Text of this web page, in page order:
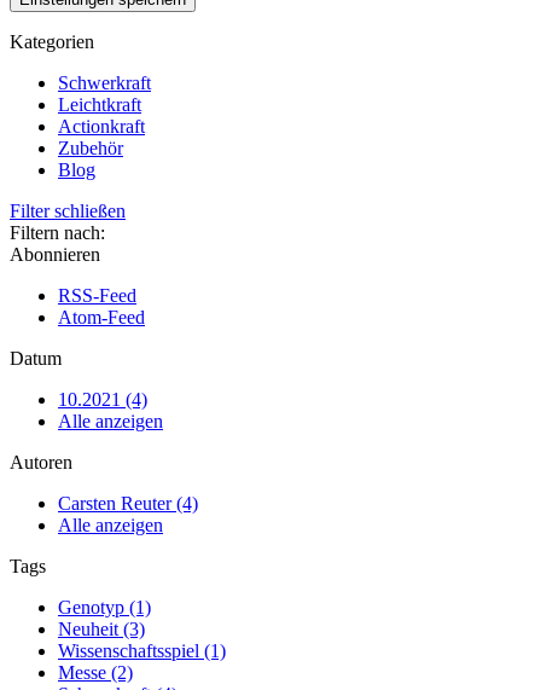
Kategorien
Schwerkraft
Leichtkraft
Actionkraft
Zubehör
Blog
Filter schließen
Filtern nach:
Abonnieren
RSS-Feed
Atom-Feed
Datum
10.2021 (4)
Alle anzeigen
Autoren
Carsten Reuter (4)
Alle anzeigen
Tags
Genotyp (1)
Neuheit (3)
Wissenschaftsspiel (1)
Messe (2)